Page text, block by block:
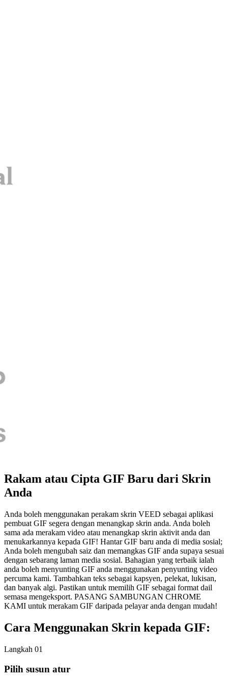
Rakam atau Cipta GIF Baru dari Skrin
Anda
Anda boleh menggunakan perakam skrin VEED sebagai aplikasi
pembuat GIF segera dengan menangkap skrin anda. Anda boleh
sama ada merakam video atau menangkap skrin aktivit anda dan
menukarkannya kepada GIF! Hantar GIF baru anda di media sosial;
Anda boleh mengubah saiz dan memangkas GIF anda supaya sesuai
dengan sebarang laman media sosial. Bahagian yang terbaik ialah
anda boleh menyunting GIF anda menggunakan penyunting video
percuma kami. Tambahkan teks sebagai kapsyen, pelekat, lukisan,
dan banyak algi. Pastikan untuk memilih GIF sebagai format dail
semasa mengeksport. PASANG SAMBUNGAN CHROME
KAMI untuk merakam GIF daripada pelayar anda dengan mudah!
Cara Menggunakan Skrin kepada GIF:
Langkah 01
Pilih susun atur